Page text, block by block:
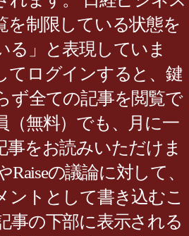
を制限している状態を
る」と表現していま
てログインすると、鍵
ず全ての記事を閲覧で
（無料）でも、月に一
事をお読みいただけま
の議論に対して、
ントとして書き込むこ
事の下部に表示される